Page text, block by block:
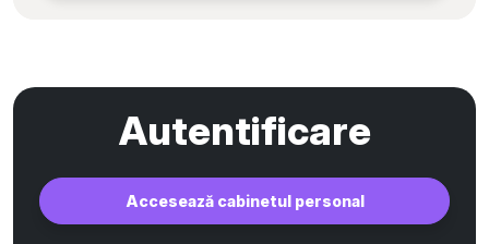
Autentificare
Accesează cabinetul personal